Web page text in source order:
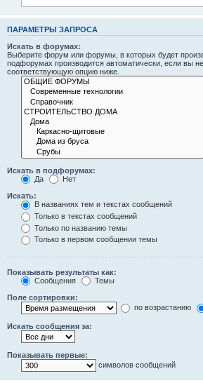
ПАРАМЕТРЫ ЗАПРОСА
Искать в форумах:
Выберите форум или форумы, в которых будет
подфорумах производится автоматически, если вы
соответствующую опцию ниже.
Искать в подфорумах:
Да
Нет
Искать:
В названиях тем и текстах сообщений
Только в текстах сообщений
Только по названию темы
Только в первом сообщении темы
Показывать результаты как:
Сообщения
Темы
Поле сортировки:
по возрастанию
Искать сообщения за:
Показывать первые:
символов сообщений